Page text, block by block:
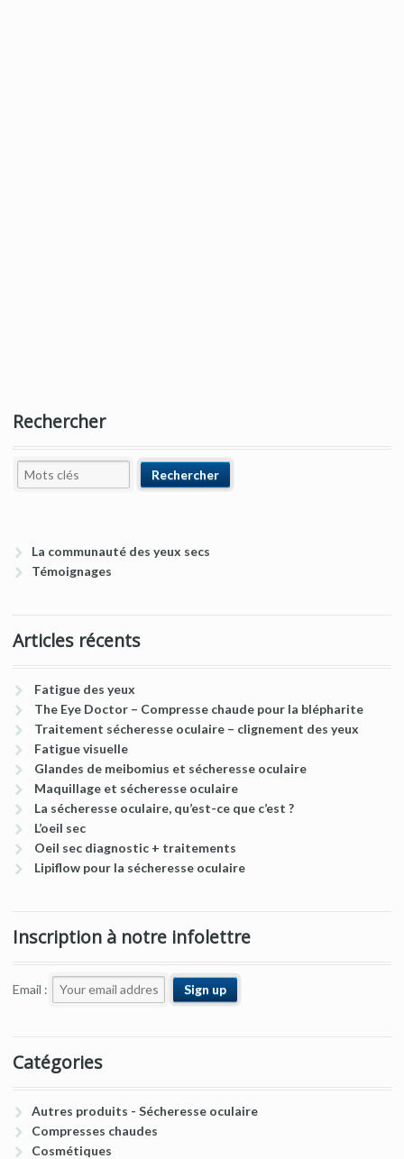
Rechercher
La communauté des yeux secs
Témoignages
Articles récents
Fatigue des yeux
The Eye Doctor – Compresse chaude pour la blépharite
Traitement sécheresse oculaire – clignement des yeux
Fatigue visuelle
Glandes de meibomius et sécheresse oculaire
Maquillage et sécheresse oculaire
La sécheresse oculaire, qu’est-ce que c’est ?
L’oeil sec
Oeil sec diagnostic + traitements
Lipiflow pour la sécheresse oculaire
Inscription à notre infolettre
Email :
Catégories
Autres produits - Sécheresse oculaire
Compresses chaudes
Cosmétiques